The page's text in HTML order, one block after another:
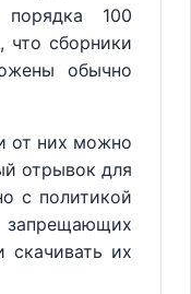
100
что сборники
обычно
от них можно
отрывок для
с политикой
скачивать их